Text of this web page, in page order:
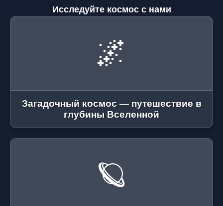
Исследуйте космос с нами
🌌
Загадочный космос — путешествие в
глубины Вселенной
🪐